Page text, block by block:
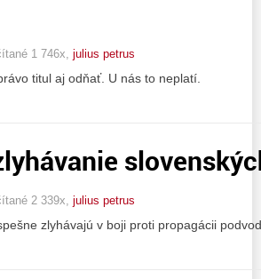
1 746x, julius petrus
titul aj odňať. U nás to neplatí.
2 339x, julius petrus
zlyhávajú v boji proti propagácii